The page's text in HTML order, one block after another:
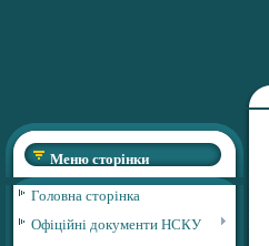
Меню сторінки
Головна сторінка
Офіційні документи НСКУ